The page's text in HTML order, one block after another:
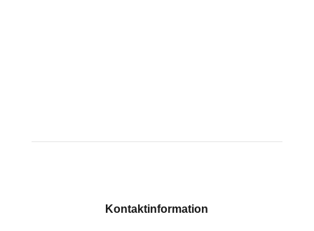
Kontaktinformation